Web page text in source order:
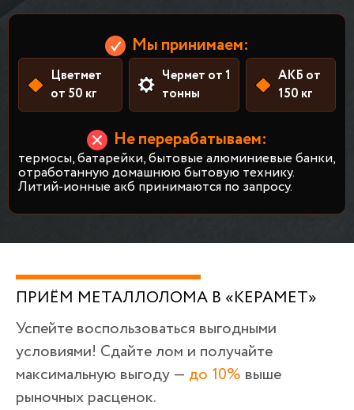
Мы принимаем:
Цветмет
от 50 кг
Чермет от 1
тонны
АКБ от
150 кг
Не перерабатываем:
термосы, батарейки, бытовые алюминиевые банки,
отработанную домашнюю бытовую технику.
Литий-ионные акб принимаются по запросу.
ПРИЁМ МЕТАЛЛОЛОМА В «КЕРАМЕТ»
Успейте воспользоваться выгодными
условиями! Сдайте лом и получайте
максимальную выгоду — до 10% выше
рыночных расценок.